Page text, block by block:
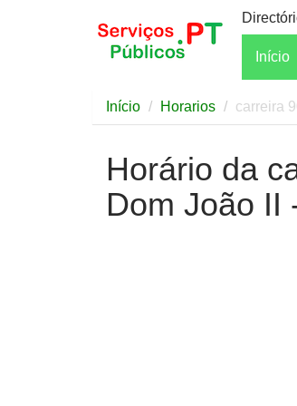
Início
Início Horarios carreira
Horário da
Dom João II